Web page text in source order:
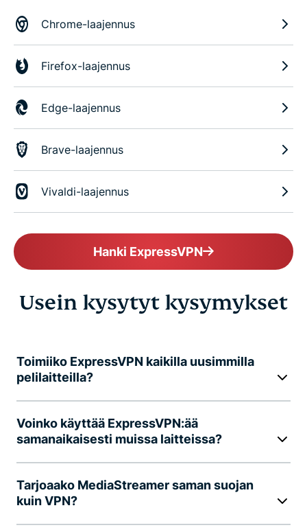
Chrome-laajennus
Firefox-laajennus
Edge-laajennus
Brave-laajennus
Vivaldi-laajennus
Hanki ExpressVPN
Usein kysytyt kysymykset
Toimiiko ExpressVPN kaikilla uusimmilla
pelilaitteilla?
Voinko käyttää ExpressVPN:ää
samanaikaisesti muissa laitteissa?
Tarjoaako MediaStreamer saman suojan
kuin VPN?